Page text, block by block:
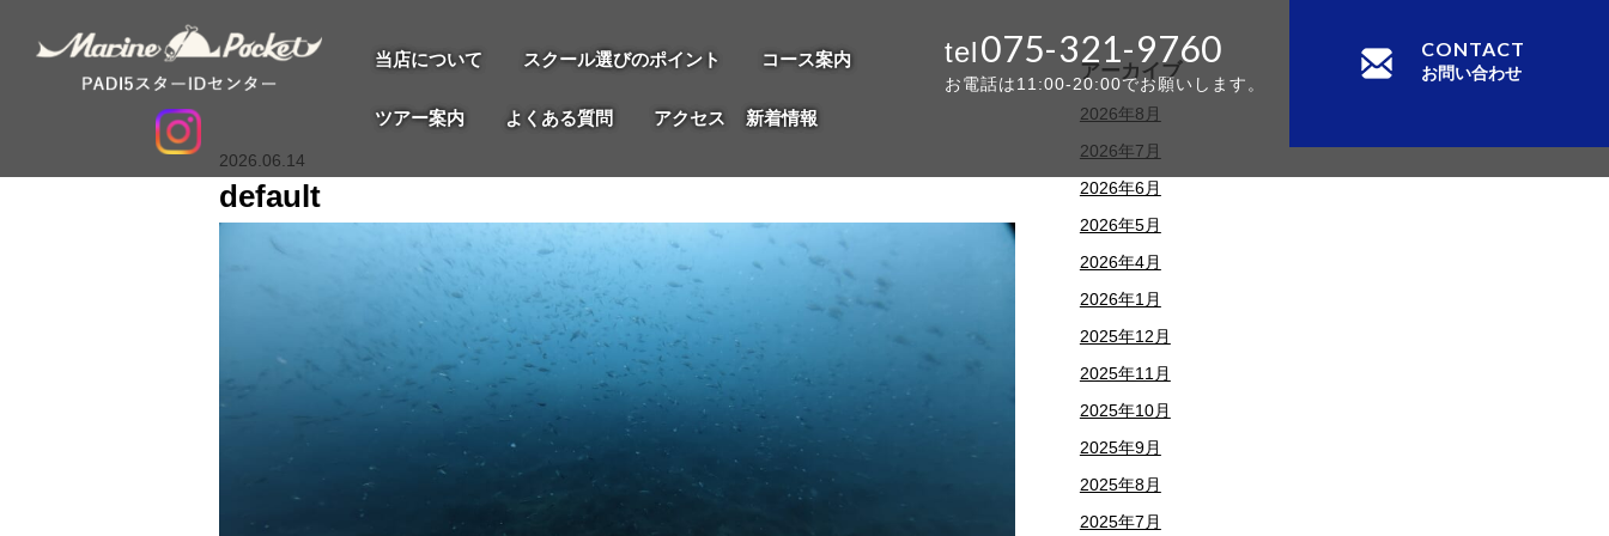
当店について スクール選びのポイント コース案内
ツアー案内 よくある質問 アクセス 新着情報
075-321-9760
お電話は11:00-20:00でお願いします。
CONTACT
お問い合わせ
2026.06.14
default
アーカイブ
2026年8月
2026年7月
2026年6月
2026年5月
2026年4月
2026年1月
2025年12月
2025年11月
2025年10月
2025年9月
2025年8月
2025年7月